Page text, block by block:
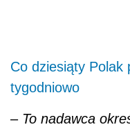
Co dziesiąty Polak
tygodniowo
– To nadawca